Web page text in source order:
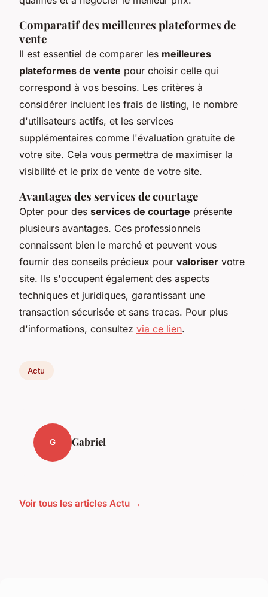
Comparatif des meilleures plateformes de
vente
Il est essentiel de comparer les meilleures
plateformes de vente pour choisir celle qui
correspond à vos besoins. Les critères à
considérer incluent les frais de listing, le nombre
d'utilisateurs actifs, et les services
supplémentaires comme l'évaluation gratuite de
votre site. Cela vous permettra de maximiser la
visibilité et le prix de vente de votre site.
Avantages des services de courtage
Opter pour des services de courtage présente
plusieurs avantages. Ces professionnels
connaissent bien le marché et peuvent vous
fournir des conseils précieux pour valoriser votre
site. Ils s'occupent également des aspects
techniques et juridiques, garantissant une
transaction sécurisée et sans tracas. Pour plus
d'informations, consultez via ce lien.
Actu
G Gabriel
Voir tous les articles Actu →